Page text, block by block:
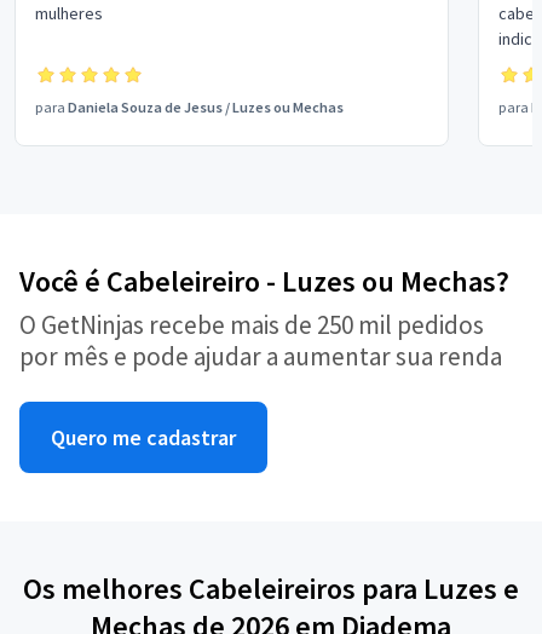
mulheres
para Daniela Souza de Jesus /Luzes ou Mechas para
Você é Cabeleireiro - Luzes ou Mechas?
O GetNinjas recebe mais de 250 mil pedidos
por mês e pode ajudar a aumentar sua renda
Quero me cadastrar
Os melhores Cabeleireiros para Luzes e
Mechas de 2026 em Diadema